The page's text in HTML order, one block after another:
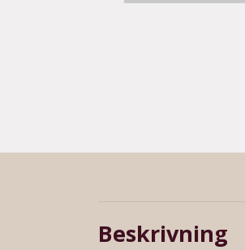
Beskrivning